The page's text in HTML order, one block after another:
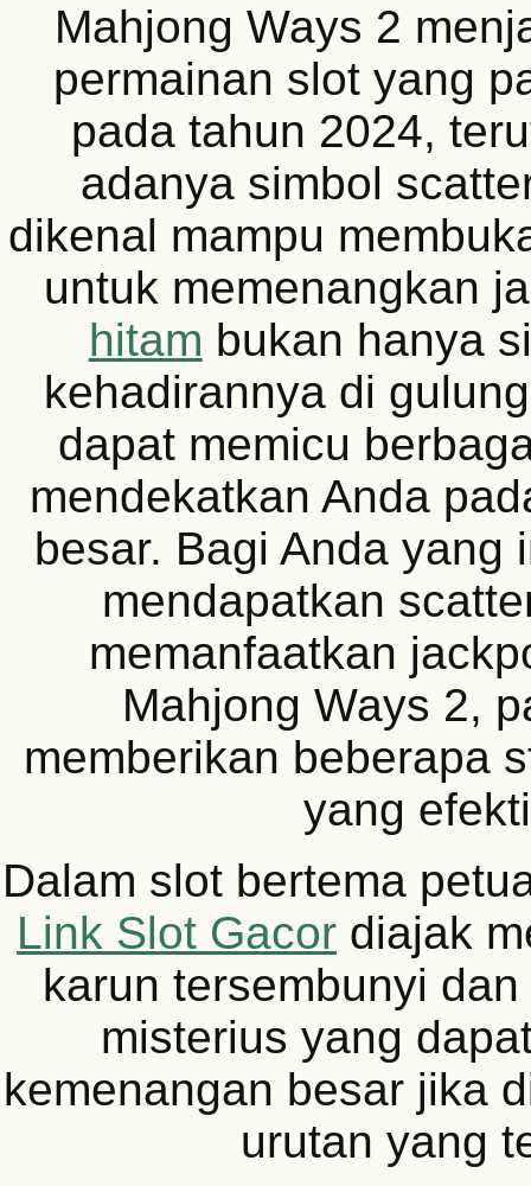
Mahjong Ways 2
permainan slot yang
pada tahun 2024,
adanya simbol
dikenal mampu
untuk memenangkan
hitam bukan hanya
kehadirannya di
dapat memicu
mendekatkan Anda
besar. Bagi Anda yang
mendapatkan
memanfaatkan
Mahjong Ways 2,
memberikan beberapa
yang
Dalam slot bertema
Link Slot Gacor diajak
karun tersembunyi
misterius yang
kemenangan besar jika
urutan yang